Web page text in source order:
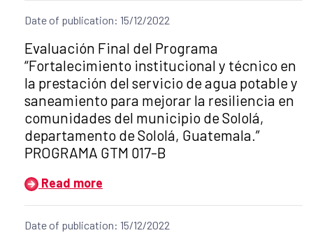
Date of publication: 15/12/2022
Title of the announcement:
Evaluación Final del Programa
“Fortalecimiento institucional y técnico en
la prestación del servicio de agua potable y
saneamiento para mejorar la resiliencia en
comunidades del municipio de Sololá,
departamento de Sololá, Guatemala.”
PROGRAMA GTM 017-B
Read more
Date of publication: 15/12/2022